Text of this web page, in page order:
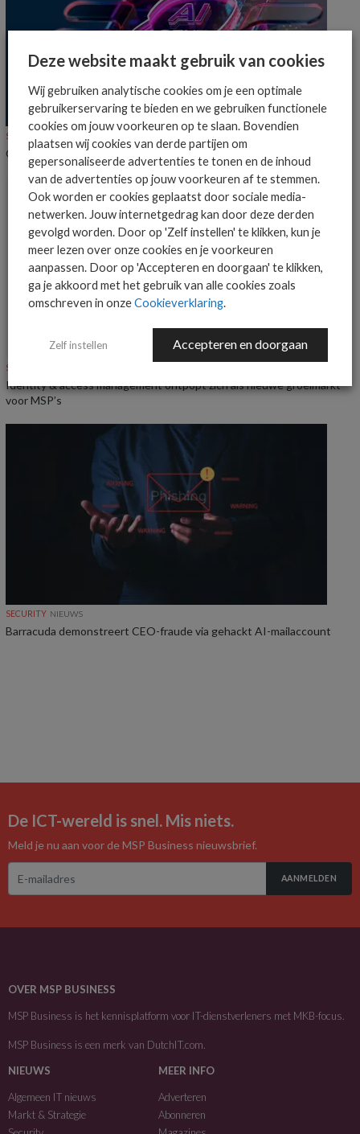
SECURITY
Onderzoek: IT-beslissers vrezen datalekken bij AI-agents
SECURITY
Identity & access management ontpopt zich als nieuwe groeimarkt
voor MSP’s
SECURITY NIEUWS
Barracuda demonstreert CEO-fraude via gehackt AI-mailaccount
De ICT-wereld is snel. Mis niets.
Meld je nu aan voor de MSP Business nieuwsbrief.
AANMELDEN
OVER MSP BUSINESS
MSP Business is het kennisplatform voor IT-dienstverleners met MKB-focus.
MSP Business is een merk van DutchIT.com.
NIEUWS
Algemeen IT nieuws
Markt & Strategie
MEER INFO
Adverteren
Abonneren
Deze website maakt gebruik van cookies
Wij gebruiken analytische cookies om je een optimale
gebruikerservaring te bieden en we gebruiken functionele
cookies om jouw voorkeuren op te slaan. Bovendien
plaatsen wij cookies van derde partijen om
gepersonaliseerde advertenties te tonen en de inhoud
van de advertenties op jouw voorkeuren af te stemmen.
Ook worden er cookies geplaatst door sociale media-
netwerken. Jouw internetgedrag kan door deze derden
gevolgd worden. Door op 'Zelf instellen' te klikken, kun je
meer lezen over onze cookies en je voorkeuren
aanpassen. Door op 'Accepteren en doorgaan' te klikken,
ga je akkoord met het gebruik van alle cookies zoals
omschreven in onzeCookieverklaring.
Zelf instellen Accepteren en doorgaan